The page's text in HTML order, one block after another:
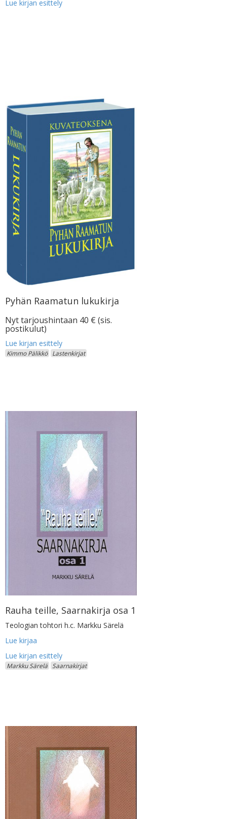
Pyhän Raamatun lukukirja
Nyt tarjoushintaan 40 € (sis.
postikulut)
Kimmo Pälikkö Lastenkirjat
Rauha teille, Saarnakirja osa 1
Teologian tohtori h.c. Markku Särelä
Lue kirjaa
Markku Särelä Saarnakirjat